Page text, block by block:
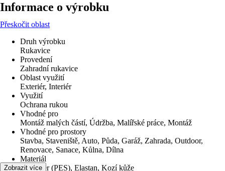
Informace o výrobku
Přeskočit oblast
Druh výrobku
Rukavice
Provedení
Zahradní rukavice
Oblast využití
Exteriér, Interiér
Využití
Ochrana rukou
Vhodné pro
Montáž malých částí, Údržba, Malířské práce, Montáž
Vhodné pro prostory
Stavba, Staveniště, Auto, Půda, Garáž, Zahrada, Outdoor,
Renovace, Sanace, Kůlna, Dílna
Materiál
Polyester (PES), Elastan, Kozí kůže
Zobrazit více